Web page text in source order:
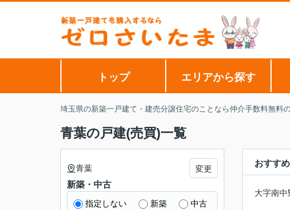
トップ エリアから探す
埼玉県の新築一戸建て・建売分譲住宅のことなら仲介手数料無料
青葉の戸建(売買)一覧
おすす
大字南中
青葉 変更
新築・中古
指定しない 新築 中古